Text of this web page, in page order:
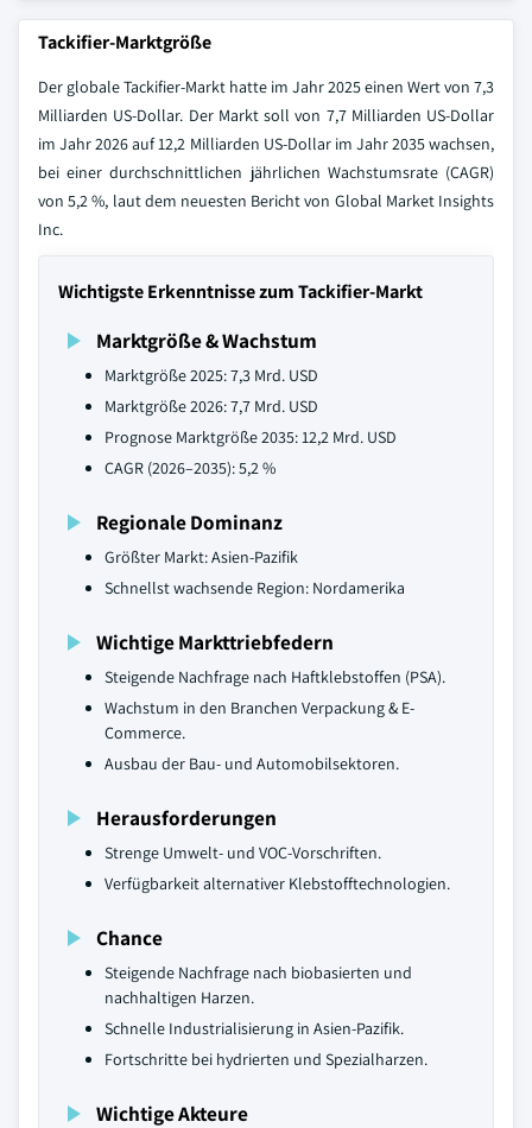
Tackifier-Marktgröße
Der globale Tackifier-Markt hatte im Jahr 2025 einen Wert von 7,3
Milliarden US-Dollar. Der Markt soll von 7,7 Milliarden US-Dollar
im Jahr 2026 auf 12,2 Milliarden US-Dollar im Jahr 2035 wachsen,
bei einer durchschnittlichen jährlichen Wachstumsrate (CAGR)
von 5,2 %, laut dem neuesten Bericht von Global Market Insights
Inc.
Wichtigste Erkenntnisse zum Tackifier-Markt
Marktgröße & Wachstum
Marktgröße 2025: 7,3 Mrd. USD
Marktgröße 2026: 7,7 Mrd. USD
Prognose Marktgröße 2035: 12,2 Mrd. USD
CAGR (2026–2035): 5,2 %
Regionale Dominanz
Größter Markt: Asien-Pazifik
Schnellst wachsende Region: Nordamerika
Wichtige Markttriebfedern
Steigende Nachfrage nach Haftklebstoffen (PSA).
Wachstum in den Branchen Verpackung & E-
Commerce.
Ausbau der Bau- und Automobilsektoren.
Herausforderungen
Strenge Umwelt- und VOC-Vorschriften.
Verfügbarkeit alternativer Klebstofftechnologien.
Chance
Steigende Nachfrage nach biobasierten und
nachhaltigen Harzen.
Schnelle Industrialisierung in Asien-Pazifik.
Fortschritte bei hydrierten und Spezialharzen.
Wichtige Akteure